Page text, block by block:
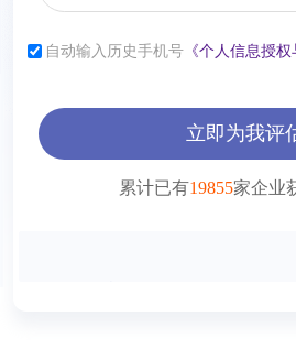
自动输入历史手机号《个人信息授权
立即为我评
累计已有19855家企业
张**
李** 181****2321